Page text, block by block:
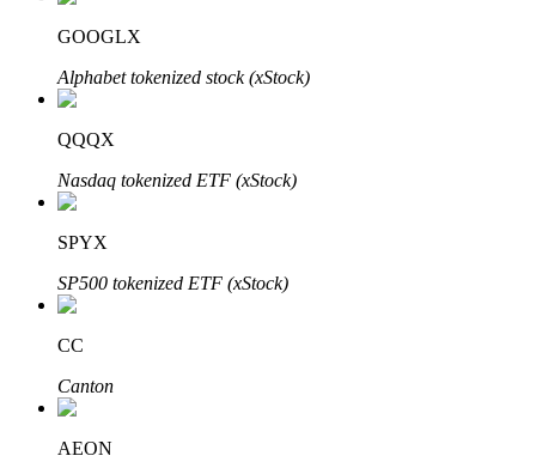
พันธมิตร Bitrue
GOOGLX
Alphabet tokenized stock (xStock)
QQQX
Nasdaq tokenized ETF (xStock)
SPYX
SP500 tokenized ETF (xStock)
CC
Canton
AEON